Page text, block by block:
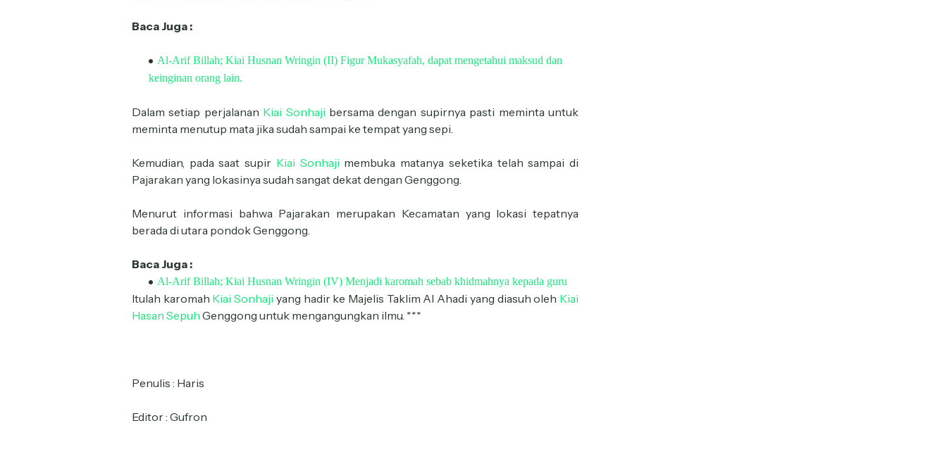
Baca Juga :
Al-Arif Billah; Kiai Husnan Wringin (II) Figur Mukasyafah, dapat mengetahui maksud dan
keinginan orang lain.
Dalam setiap perjalanan Kiai Sonhaji bersama dengan supirnya pasti meminta untuk
meminta menutup mata jika sudah sampai ke tempat yang sepi.
Kemudian, pada saat supir Kiai Sonhaji membuka matanya seketika telah sampai di
Pajarakan yang lokasinya sudah sangat dekat dengan Genggong.
Menurut informasi bahwa Pajarakan merupakan Kecamatan yang lokasi tepatnya
berada di utara pondok Genggong.
Baca Juga :
Al-Arif Billah; Kiai Husnan Wringin (IV) Menjadi karomah sebab khidmahnya kepada guru
Itulah karomah Kiai Sonhaji yang hadir ke Majelis Taklim Al Ahadi yang diasuh oleh Kiai
Hasan Sepuh Genggong untuk mengangungkan ilmu. ***
Penulis : Haris
Editor : Gufron